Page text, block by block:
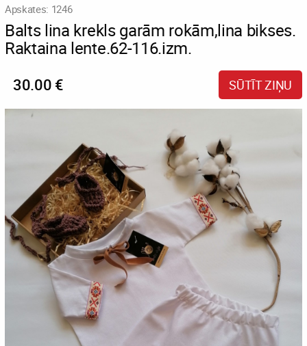
Apskates: 1246
Balts lina krekls garām rokām,lina bikses.
Raktaina lente.62-116.izm.
30.00 € SŪTĪT ZIŅU